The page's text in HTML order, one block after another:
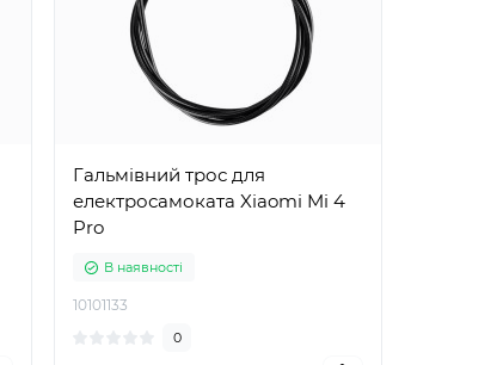
Гальмівний трос для
електросамоката Xiaomi Mi 4
Pro
В наявності
10101133
0